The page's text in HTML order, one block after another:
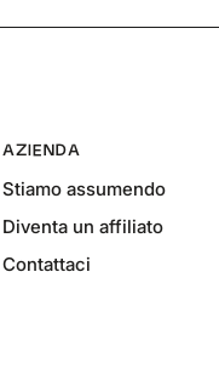
AZIENDA
Stiamo assumendo
Diventa un affiliato
Contattaci